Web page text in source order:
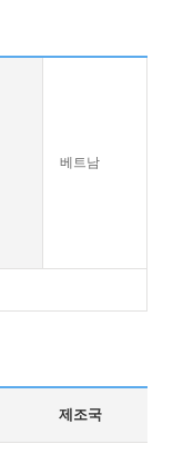
베트남
제조국